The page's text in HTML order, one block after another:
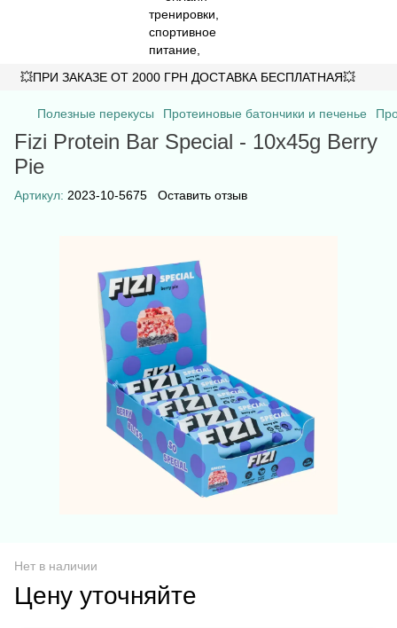
💥ПРИ ЗАКАЗЕ ОТ 2000 ГРН ДОСТАВКА БЕСПЛАТНАЯ💥
Полезные перекусы Протеиновые батончики и печенье
Fizi Protein Bar Special - 10x45g Berry
Pie
Артикул: 2023-10-5675 Оставить отзыв
Нет в наличии
Цену уточняйте